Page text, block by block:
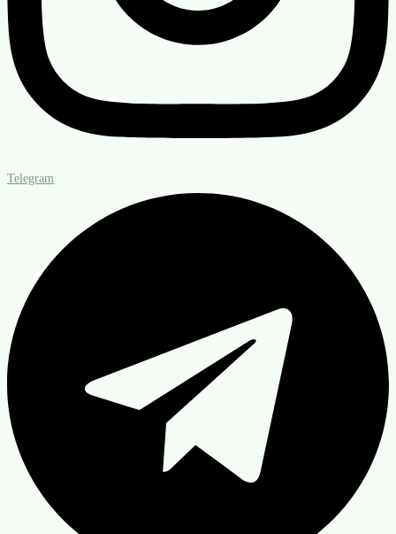
Telegram